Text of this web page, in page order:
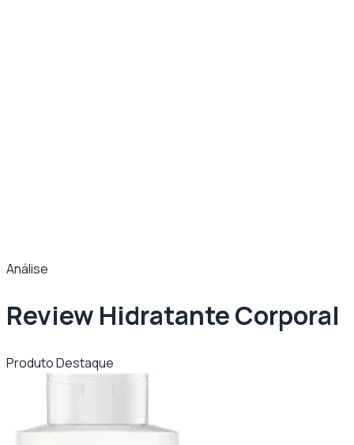
Análise
Review Hidratante Corporal
Produto Destaque